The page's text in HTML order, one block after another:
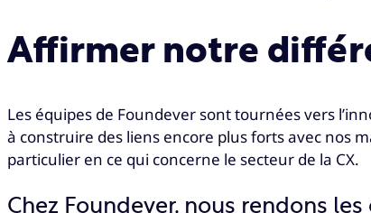
Affirmer notre
Les équipes de Foundever sont tournées vers
à construire des liens encore plus forts avec nos
particulier en ce qui concerne le secteur de la CX.
Chez Foundever, nous rendons